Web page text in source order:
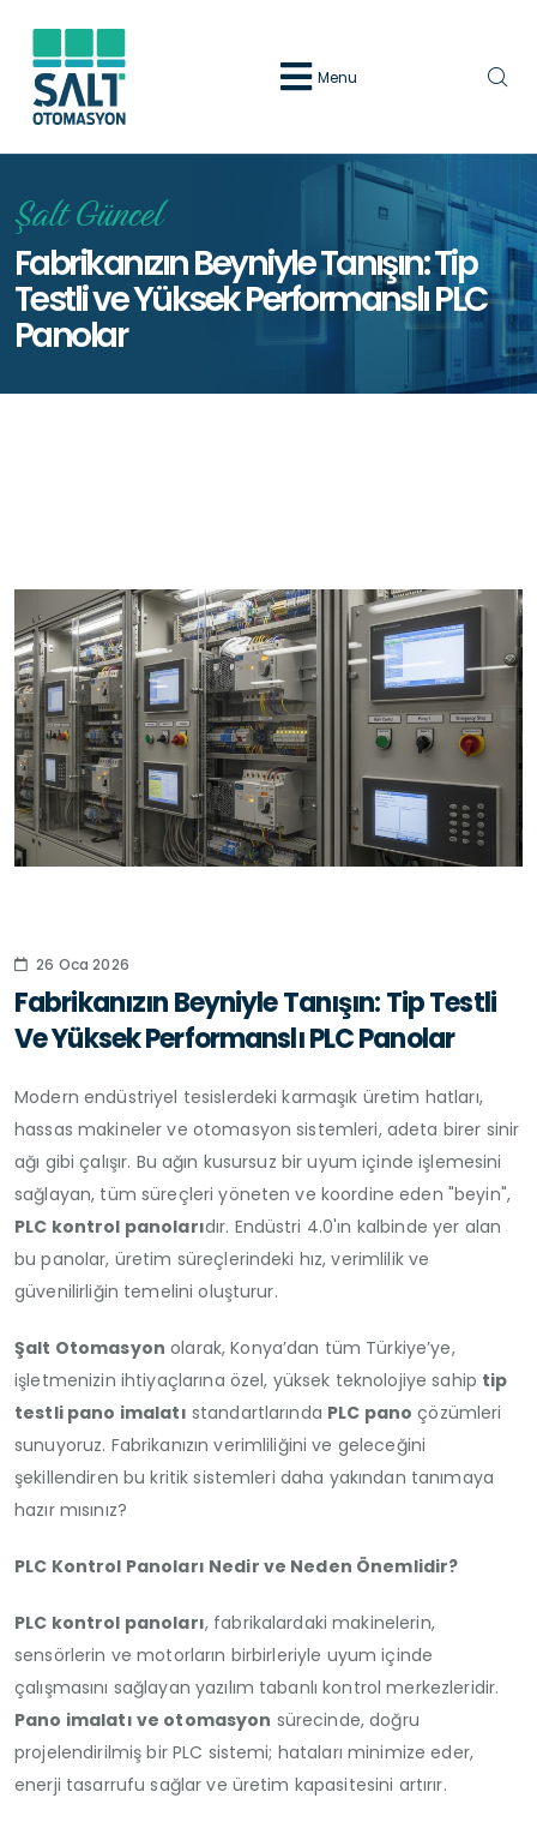
Menu
Şalt Güncel
Fabrikanızın Beyniyle Tanışın: Tip
Testli ve Yüksek Performanslı PLC
Panolar
26 Oca 2026
Fabrikanızın Beyniyle Tanışın: Tip Testli
Ve Yüksek Performanslı PLC Panolar
Modern endüstriyel tesislerdeki karmaşık üretim hatları,
hassas makineler ve otomasyon sistemleri, adeta birer sinir
ağı gibi çalışır. Bu ağın kusursuz bir uyum içinde işlemesini
sağlayan, tüm süreçleri yöneten ve koordine eden "beyin",
PLC kontrol panolarıdır. Endüstri 4.0'ın kalbinde yer alan
bu panolar, üretim süreçlerindeki hız, verimlilik ve
güvenilirliğin temelini oluşturur.
Şalt Otomasyon olarak, Konya’dan tüm Türkiye’ye,
işletmenizin ihtiyaçlarına özel, yüksek teknolojiye sahip tip
testli pano imalatı standartlarında PLC pano çözümleri
sunuyoruz. Fabrikanızın verimliliğini ve geleceğini
şekillendiren bu kritik sistemleri daha yakından tanımaya
hazır mısınız?
PLC Kontrol Panoları Nedir ve Neden Önemlidir?
PLC kontrol panoları, fabrikalardaki makinelerin,
sensörlerin ve motorların birbirleriyle uyum içinde
çalışmasını sağlayan yazılım tabanlı kontrol merkezleridir.
Pano imalatı ve otomasyon sürecinde, doğru
projelendirilmiş bir PLC sistemi; hataları minimize eder,
enerji tasarrufu sağlar ve üretim kapasitesini artırır.